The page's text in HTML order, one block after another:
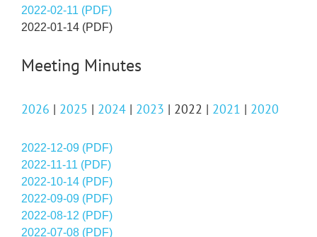
2022-02-11 (PDF)
2022-01-14 (PDF)
Meeting Minutes
2026 | 2025 | 2024 | 2023 | 2022 | 2021 | 2020
2022-12-09 (PDF)
2022-11-11 (PDF)
2022-10-14 (PDF)
2022-09-09 (PDF)
2022-08-12 (PDF)
2022-07-08 (PDF)